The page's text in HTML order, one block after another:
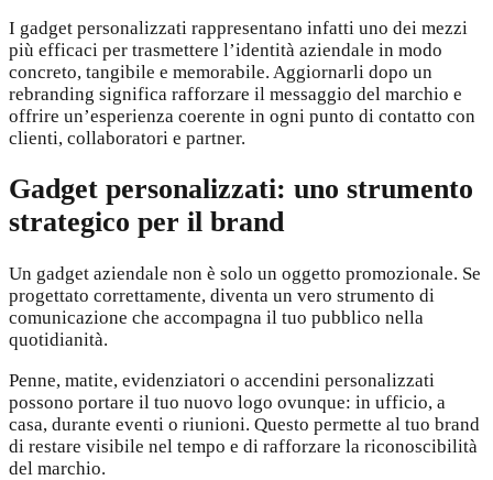
I gadget personalizzati rappresentano infatti uno dei mezzi
più efficaci per trasmettere l’identità aziendale in modo
concreto, tangibile e memorabile. Aggiornarli dopo un
rebranding significa rafforzare il messaggio del marchio e
offrire un’esperienza coerente in ogni punto di contatto con
clienti, collaboratori e partner.
Gadget personalizzati: uno strumento
strategico per il brand
Un gadget aziendale non è solo un oggetto promozionale. Se
progettato correttamente, diventa un vero strumento di
comunicazione che accompagna il tuo pubblico nella
quotidianità.
Penne, matite, evidenziatori o accendini personalizzati
possono portare il tuo nuovo logo ovunque: in ufficio, a
casa, durante eventi o riunioni. Questo permette al tuo brand
di restare visibile nel tempo e di rafforzare la riconoscibilità
del marchio.